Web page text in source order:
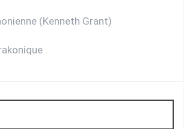
(Kenneth Grant)